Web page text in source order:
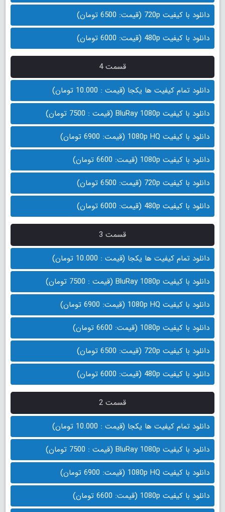
دانلود با کیفیت 720p (قیمت: 6500 تومان)
دانلود با کیفیت 480p (قیمت: 6000 تومان)
قسمت 4
دانلود تمام کیفیت ها یکجا (قیمت : 10.000 تومان)
دانلود با کیفیت BluRay 1080p (قیمت : 7500 تومان)
دانلود با کیفیت 1080p HQ (قیمت: 6900 تومان)
دانلود با کیفیت 1080p (قیمت: 6600 تومان)
دانلود با کیفیت 720p (قیمت: 6500 تومان)
دانلود با کیفیت 480p (قیمت: 6000 تومان)
قسمت 3
دانلود تمام کیفیت ها یکجا (قیمت : 10.000 تومان)
دانلود با کیفیت BluRay 1080p (قیمت : 7500 تومان)
دانلود با کیفیت 1080p HQ (قیمت: 6900 تومان)
دانلود با کیفیت 1080p (قیمت: 6600 تومان)
دانلود با کیفیت 720p (قیمت: 6500 تومان)
دانلود با کیفیت 480p (قیمت: 6000 تومان)
قسمت 2
دانلود تمام کیفیت ها یکجا (قیمت : 10.000 تومان)
دانلود با کیفیت BluRay 1080p (قیمت : 7500 تومان)
دانلود با کیفیت 1080p HQ (قیمت: 6900 تومان)
دانلود با کیفیت 1080p (قیمت: 6600 تومان)